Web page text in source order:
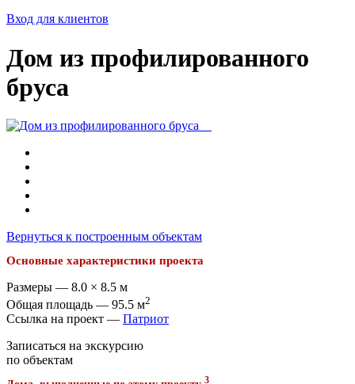
Вход для клиентов
Дом из профилированного
бруса
Вернуться к построенным объектам
Основные характеристики проекта
Размеры — 8.0 × 8.5 м
Общая площадь — 95.5 м2
Ссылка на проект — Патриот
Записаться на экскурсию
по объектам
3